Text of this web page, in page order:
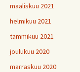
maaliskuu 2021
helmikuu 2021
tammikuu 2021
joulukuu 2020
marraskuu 2020